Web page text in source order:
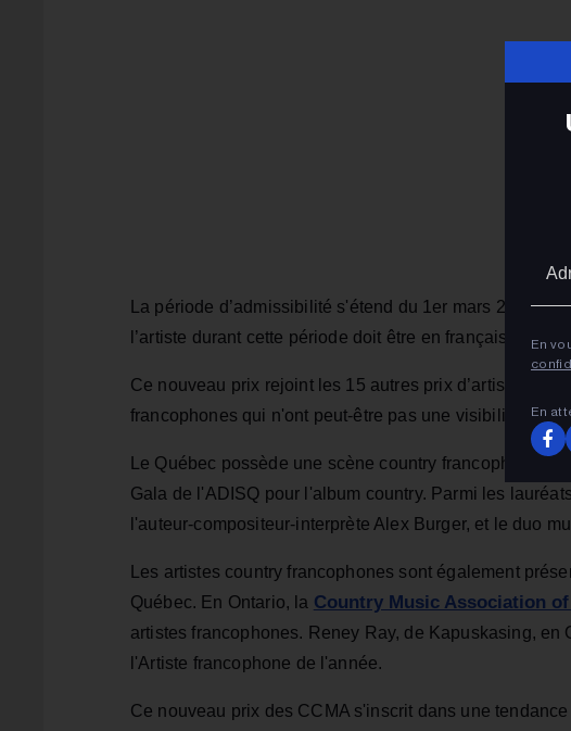
La période d’admissibilité s'étend du 1er mars 2024
l’artiste durant cette période doit être en français.
Ce nouveau prix rejoint les 15 autres prix d’artistes
francophones qui n'ont peut-être pas une visibilité
Le Québec possède une scène country francophone
Gala de l'ADISQ pour l'album country. Parmi les
l'auteur-compositeur-interprète Alex Burger, et le duo
Les artistes country francophones sont également
Québec. En Ontario, la Country Music Association
artistes francophones. Reney Ray, de Kapuskasing,
l'Artiste francophone de l'année.
Ce nouveau prix des CCMA s'inscrit dans une
En
En